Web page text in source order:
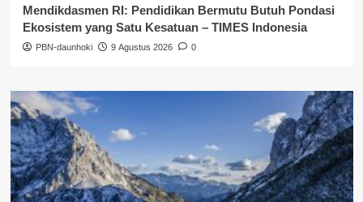
Mendikdasmen RI: Pendidikan Bermutu Butuh Pondasi
Ekosistem yang Satu Kesatuan – TIMES Indonesia
PBN-daunhoki 9 Agustus 2026 0